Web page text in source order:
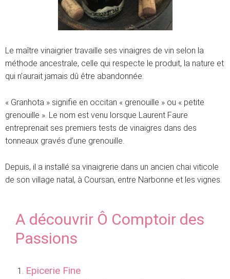
Le maître vinaigrier travaille ses vinaigres de vin selon la
méthode ancestrale, celle qui respecte le produit, la nature et
qui n’aurait jamais dû être abandonnée.
« Granhota » signifie en occitan « grenouille » ou « petite
grenouille ». Le nom est venu lorsque Laurent Faure
entreprenait ses premiers tests de vinaigres dans des
tonneaux gravés d’une grenouille.
Depuis, il a installé sa vinaigrerie dans un ancien chai viticole
de son village natal, à Coursan, entre Narbonne et les vignes.
A découvrir Ô Comptoir des
Passions
Epicerie Fine